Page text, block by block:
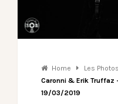
Home Les
Caronni & Erik Truffaz
19/03/2019